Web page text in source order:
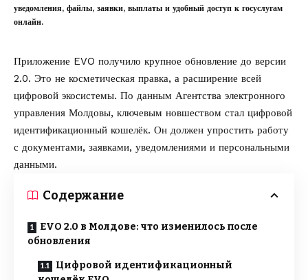
уведомления, файлы, заявки, выплаты и удобный доступ к госуслугам
онлайн.
Приложение EVO получило крупное обновление до версии
2.0. Это не косметическая правка, а расширение всей
цифровой экосистемы. По данным Агентства электронного
управления Молдовы, ключевым новшеством стал цифровой
идентификационный кошелёк. Он должен упростить работу
с документами, заявками, уведомлениями и персональными
данными.
Содержание
EVO 2.0 в Молдове: что изменилось после
обновления
Цифровой идентификационный